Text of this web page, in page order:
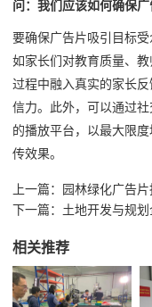
问：我们应该如何确保
要确保广告片吸引目标
如家长们对教育质量、
过程中融入真实的家长
信力。此外，可以通过
的播放平台，以最大限
传效果。
上一篇：
园林绿化广告
下一篇： 土地开发与规
相关推荐